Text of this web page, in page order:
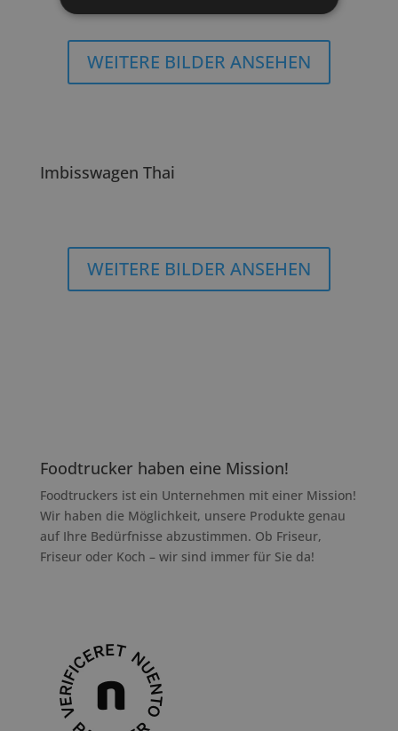
WEITERE BILDER ANSEHEN
Imbisswagen Thai
WEITERE BILDER ANSEHEN
Foodtrucker haben eine Mission!
Foodtruckers ist ein Unternehmen mit einer Mission!
Wir haben die Möglichkeit, unsere Produkte genau
auf Ihre Bedürfnisse abzustimmen. Ob Friseur,
Friseur oder Koch – wir sind immer für Sie da!